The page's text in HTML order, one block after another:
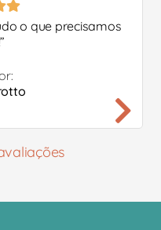
o que precisamos
”